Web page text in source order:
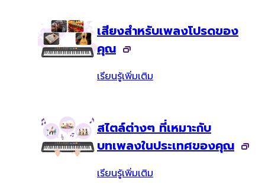
เสียงสำหรับเพลงโปรดของ
คุณ
เรียนรู้เพิ่มเติม
สไตล์ต่างๆ ที่เหมาะกับ
บทเพลงในประเทศของคุณ
เรียนรู้เพิ่มเติม